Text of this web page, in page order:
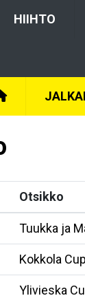
HIIHTO
Otsikko
Tuukka ja
Kokkola
Ylivieska